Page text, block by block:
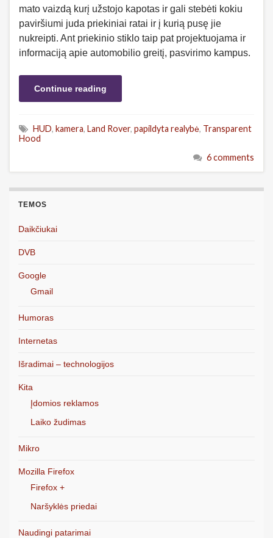
mato vaizdą kurį užstojo kapotas ir gali stebėti kokiu
paviršiumi juda priekiniai ratai ir į kurią pusę jie
nukreipti. Ant priekinio stiklo taip pat projektuojama ir
informaciją apie automobilio greitį, pasvirimo kampus.
Continue reading
HUD, kamera, Land Rover, papildyta realybė, Transparent
Hood
6 comments
TEMOS
Daikčiukai
DVB
Google
Gmail
Humoras
Internetas
Išradimai – technologijos
Kita
Įdomios reklamos
Laiko žudimas
Mikro
Mozilla Firefox
Firefox +
Naršyklės priedai
Naudingi patarimai